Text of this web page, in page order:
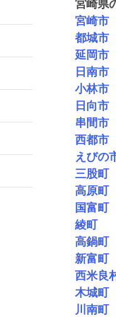
宮崎県
宮崎市
都城市
延岡市
日南市
小林市
日向市
串間市
西都市
えびの
三股町
高原町
国富町
綾町
高鍋町
新富町
西米良
木城町
川南町